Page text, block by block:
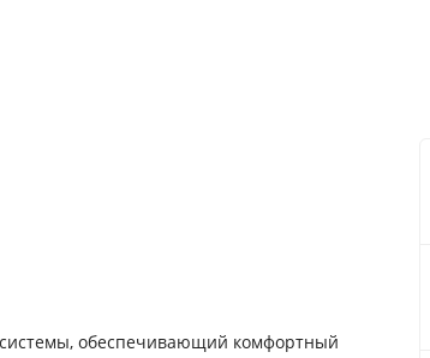
обеспечивающий комфортный